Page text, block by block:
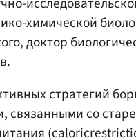
химической
доктор
стратегий
связанными со